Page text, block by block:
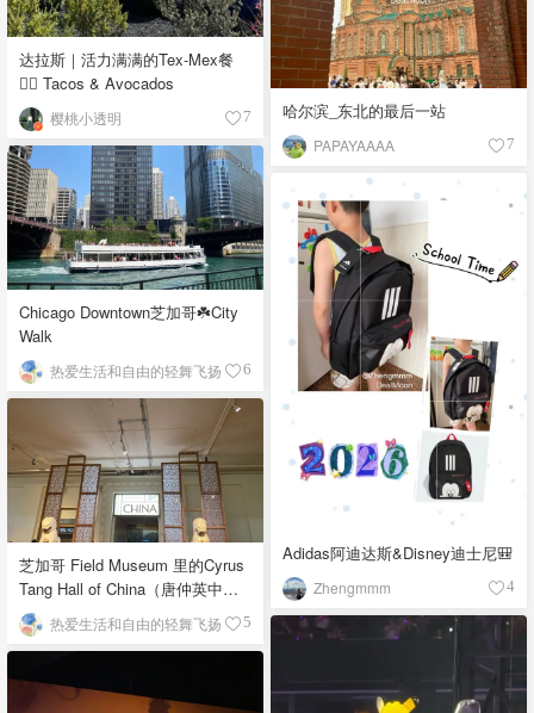
达拉斯｜活力满满的Tex-Mex餐
👉🏼 Tacos & Avocados
樱桃小透明 7 哈尔滨_东北的最后一站
PAPAYAAAA 7
Chicago Downtown芝加哥☘️City
Walk
热爱生活和自由的轻舞飞扬 6
Adidas阿迪达斯&Disney迪士尼🎒
Zhengmmm 4
芝加哥 Field Museum 里的Cyrus
Tang Hall of China（唐仲英中国
馆） 热爱生活和自由的轻舞飞扬 5